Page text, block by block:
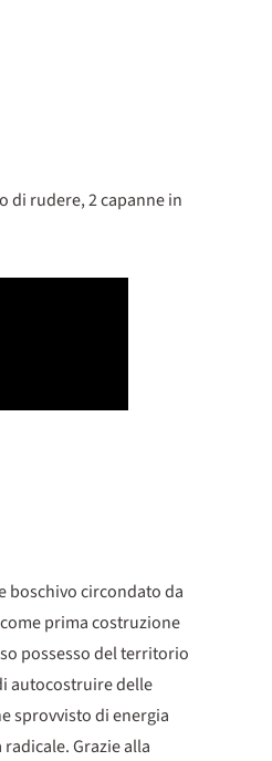
di rudere, 2 capanne in
boschivo circondato da
prima costruzione
possesso del territorio
autocostruire delle
sprovvisto di energia
Grazie alla